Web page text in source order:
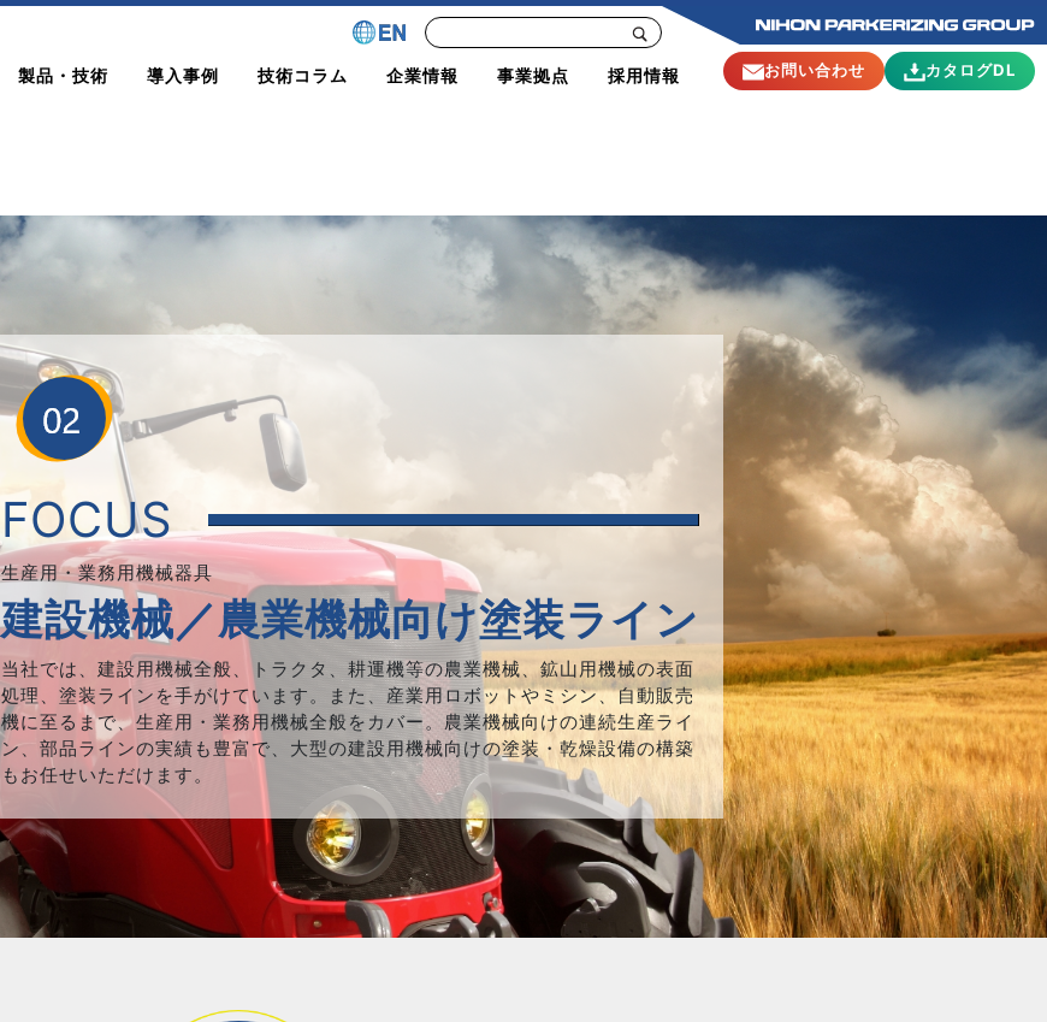
製品・技術 導入事例 技術コラム 企業情報 事業拠点 採用情報 お問い合わせ カタログDL
FOCUS
生産用・業務用機械器具
建設機械／農業機械向け塗装ライン
当社では、建設用機械全般、トラクタ、耕運機等の農業機械、鉱山用機械の表面
処理、塗装ラインを手がけています。また、産業用ロボットやミシン、自動販売
機に至るまで、生産用・業務用機械全般をカバー。農業機械向けの連続生産ライ
ン、部品ラインの実績も豊富で、大型の建設用機械向けの塗装・乾燥設備の構築
もお任せいただけます。